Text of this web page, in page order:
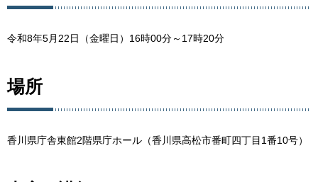
令和8年5月22日（金曜日）16時00分～17時20分
場所
香川県庁舎東館2階県庁ホール（香川県高松市番町四丁目1番10号）